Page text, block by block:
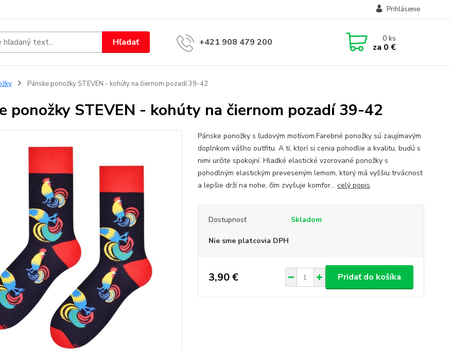
Prihlásenie
Hľadať +421 908 479 200 0ks
za 0 €
Pánske ponožky STEVEN - kohúty na čiernom pozadí 39-42
ponožky STEVEN - kohúty na čiernom pozadí 39-42
Pánske ponožky s ľudovým motívom.Farebné ponožky sú zaujímavým
doplnkom vášho outfitu. A tí, ktorí si cenia pohodlie a kvalitu, budú s
nimi určite spokojní. Hladké elastické vzorované ponožky s
pohodlným elastickým preveseným lemom, ktorý má vyššiu trvácnosť
a lepšie drží na nohe, čím zvyšuje komfor... celý popis
Dostupnosť Skladom
Nie sme platcovia DPH
3,90 € Pridať do košíka